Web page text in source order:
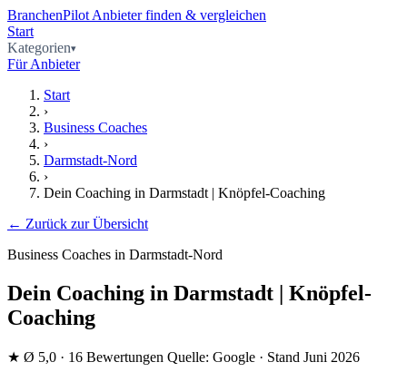
BranchenPilot Anbieter finden & vergleichen
Start
Kategorien
Für Anbieter
Start
›
Business Coaches
›
Darmstadt-Nord
›
Dein Coaching in Darmstadt | Knöpfel-Coaching
← Zurück zur Übersicht
Business Coaches in Darmstadt-Nord
Dein Coaching in Darmstadt | Knöpfel-
Coaching
★ Ø 5,0 · 16 Bewertungen Quelle: Google · Stand Juni 2026